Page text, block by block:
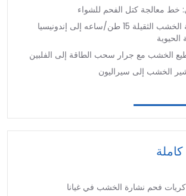
خط معالجة كتل الفحم للشواء
تم تصدير مفرمة الخشب الثقيلة 15 طن/ساعه إلى إندونيسيا
الحيوية
الخشب مع جرار سحب الطاقة إلى الفلبين
الخشب إلى سيراليون
فحم نشارة الخشب في غيانا